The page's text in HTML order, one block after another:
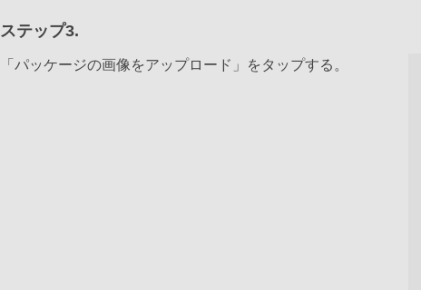
ステップ3.
「パッケージの画像をアップロード」をタップする。